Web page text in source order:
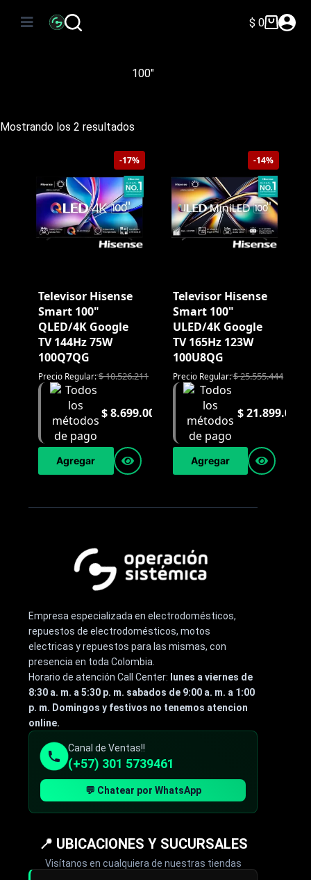
Carro
$ 0
100"
Mostrando los 2 resultados
precio:
bajo
a
alto
-17%
Televisor Hisense
Smart 100"
QLED/4K Google
TV 144Hz 75W
100Q7QG
Precio Regular:$10.526.211
$8.699.000
Agregar
-14%
Televisor Hisense
Smart 100"
ULED/4K Google
TV 165Hz 123W
100U8QG
Precio Regular:$25.555.444
$21.899.000
Agregar
Empresa especializada en electrodomésticos,
repuestos de electrodomésticos, motos
electricas y repuestos para las mismas, con
presencia en toda Colombia.
Horario de atención Call Center: lunes a viernes de
8:30 a. m. a 5:30 p. m. sabados de 9:00 a. m. a 1:00
p. m. Domingos y festivos no tenemos atencion
online.
Canal de Ventas!!
(+57) 301 5739461
💬 Chatear por WhatsApp
📍 UBICACIONES Y SUCURSALES
Visítanos en cualquiera de nuestras tiendas